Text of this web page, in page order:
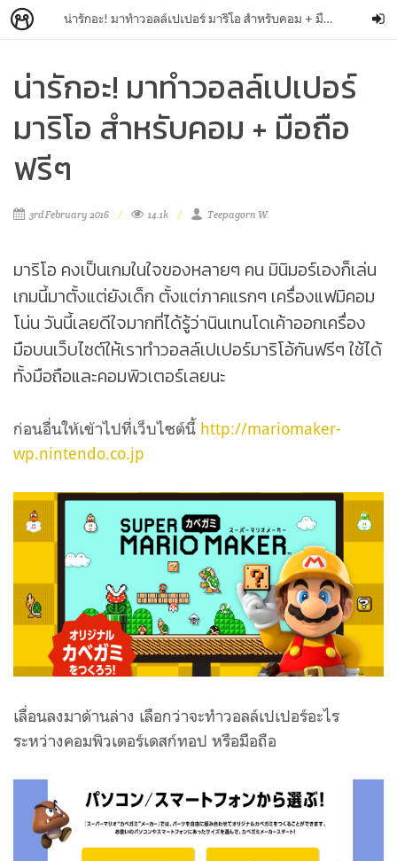
น่ารักอะ! มาทำวอลล์เปเปอร์ มาริโอ สำหรับคอม + มือถือ ฟรีๆ
น่ารักอะ! มาทำวอลล์เปเปอร์
มาริโอ สำหรับคอม + มือถือ
ฟรีๆ
3rd February 2016 14.1k Teepagorn W.
มาริโอ คงเป็นเกมในใจของหลายๆ คน มินิมอร์เองก็เล่น
เกมนี้มาตั้งแต่ยังเด็ก ตั้งแต่ภาคแรกๆ เครื่องแฟมิคอม
โน่น วันนี้เลยดีใจมากที่ได้รู้ว่านินเทนโดเค้าออกเครื่อง
มือบนเว็บไซต์ให้เราทำวอลล์เปเปอร์มาริโอ้กันฟรีๆ ใช้ได้
ทั้งมือถือและคอมพิวเตอร์เลยนะ
ก่อนอื่นให้เข้าไปที่เว็บไซต์นี้ http://mariomaker-
wp.nintendo.co.jp
เลื่อนลงมาด้านล่าง เลือกว่าจะทำวอลล์เปเปอร์อะไร
ระหว่างคอมพิวเตอร์เดสก์ทอป หรือมือถือ